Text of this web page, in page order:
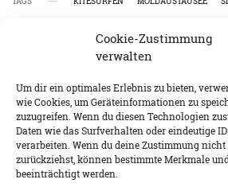
Cookie-Zustimmung
verwalten
Um dir ein optimales Erlebnis zu bieten,
wie Cookies, um Geräteinformationen zu
zuzugreifen. Wenn du diesen Technologien
Daten wie das Surfverhalten oder eindeutige
verarbeiten. Wenn du deine Zustimmung
zurückziehst, können bestimmte Merkmale
beeinträchtigt werden.
SHARE